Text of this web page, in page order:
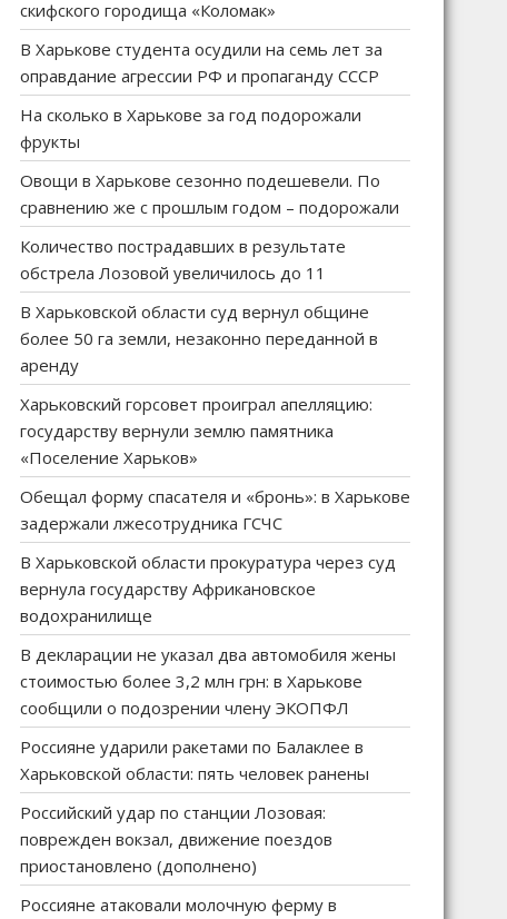
скифского городища «Коломак»
В Харькове студента осудили на семь лет за
оправдание агрессии РФ и пропаганду СССР
На сколько в Харькове за год подорожали
фрукты
Овощи в Харькове сезонно подешевели. По
сравнению же с прошлым годом – подорожали
Количество пострадавших в результате
обстрела Лозовой увеличилось до 11
В Харьковской области суд вернул общине
более 50 га земли, незаконно переданной в
аренду
Харьковский горсовет проиграл апелляцию:
государству вернули землю памятника
«Поселение Харьков»
Обещал форму спасателя и «бронь»: в Харькове
задержали лжесотрудника ГСЧС
В Харьковской области прокуратура через суд
вернула государству Африкановское
водохранилище
В декларации не указал два автомобиля жены
стоимостью более 3,2 млн грн: в Харькове
сообщили о подозрении члену ЭКОПФЛ
Россияне ударили ракетами по Балаклее в
Харьковской области: пять человек ранены
Российский удар по станции Лозовая:
поврежден вокзал, движение поездов
приостановлено (дополнено)
Россияне атаковали молочную ферму в